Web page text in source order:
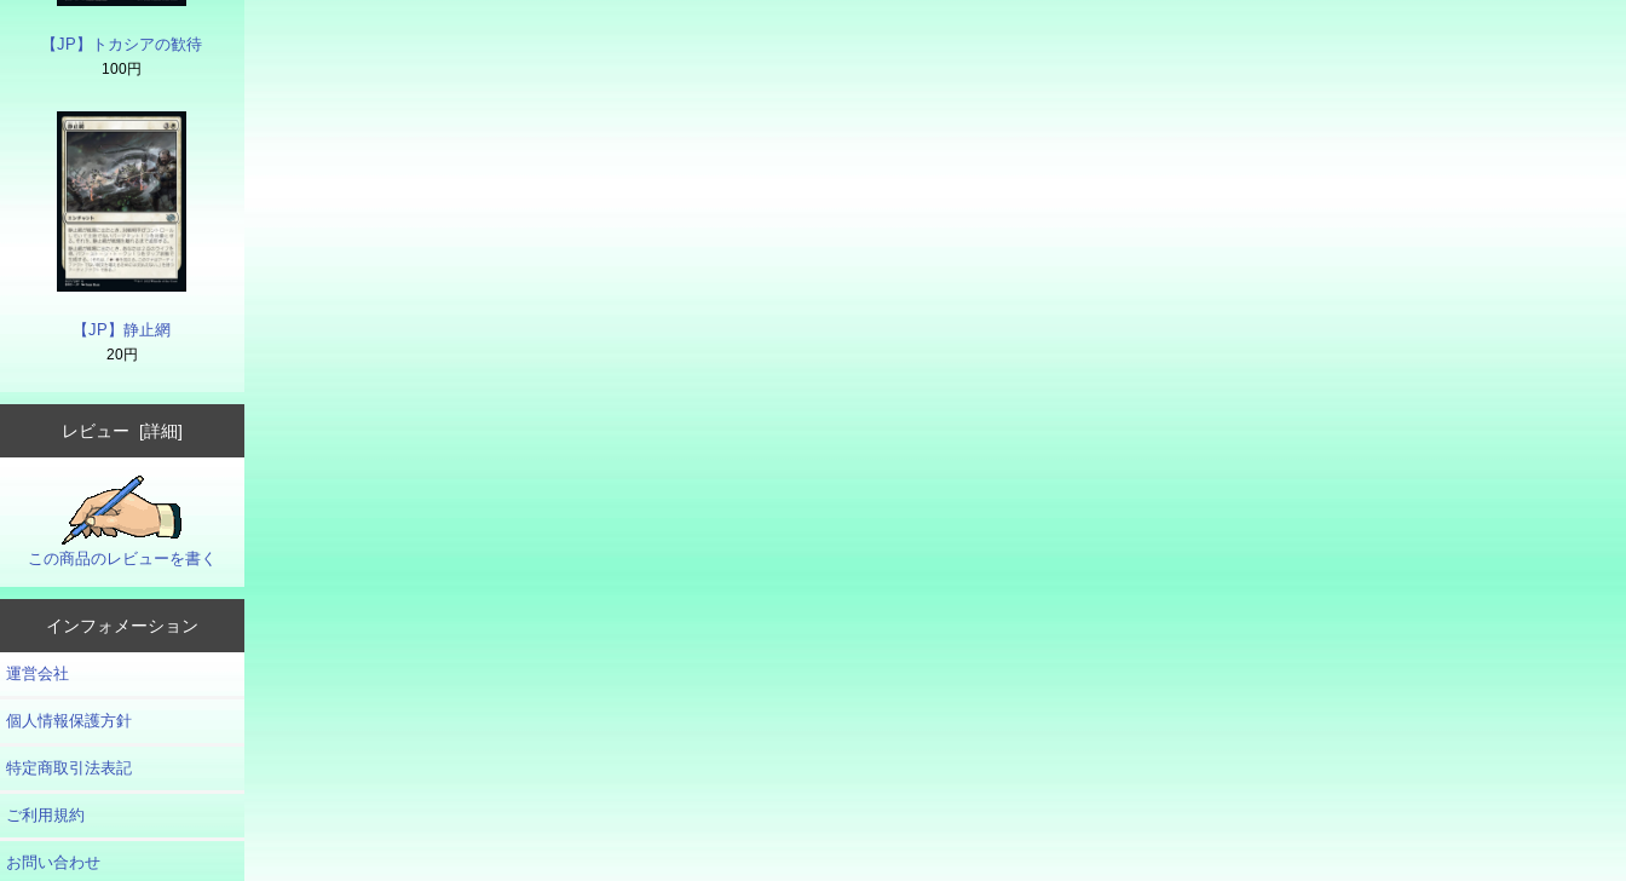
【JP】トカシアの歓待
100円
【JP】静止網
20円
レビュー [詳細]
この商品のレビューを書く
インフォメーション
運営会社
個人情報保護方針
特定商取引法表記
ご利用規約
お問い合わせ